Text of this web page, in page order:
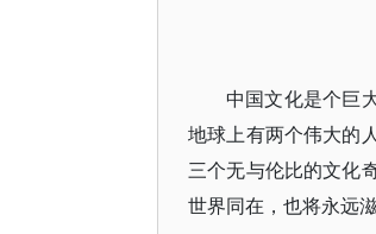
中国文化是个巨
地球上有两个伟大的
三个无与伦比的文化
世界同在，也将永远滋